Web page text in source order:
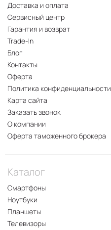
Доставка и оплата
Сервисный центр
Гарантия и возврат
Trade-In
Блог
Контакты
Оферта
Политика конфиденциальности
Карта сайта
Заказать звонок
О компании
Оферта таможенного брокера
Каталог
Смартфоны
Ноутбуки
Планшеты
Телевизоры